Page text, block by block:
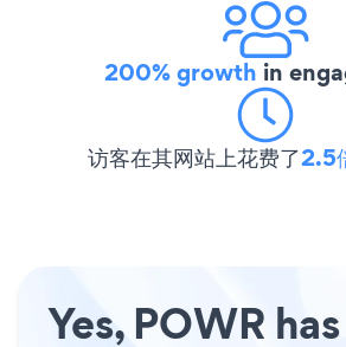
200% growth in
访客在其网站上花费了2.5
Yes, POWR